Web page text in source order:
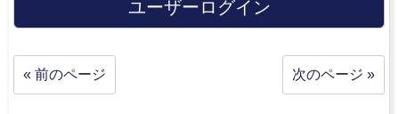
ユーザーログイン
« 前のページ 次のページ »